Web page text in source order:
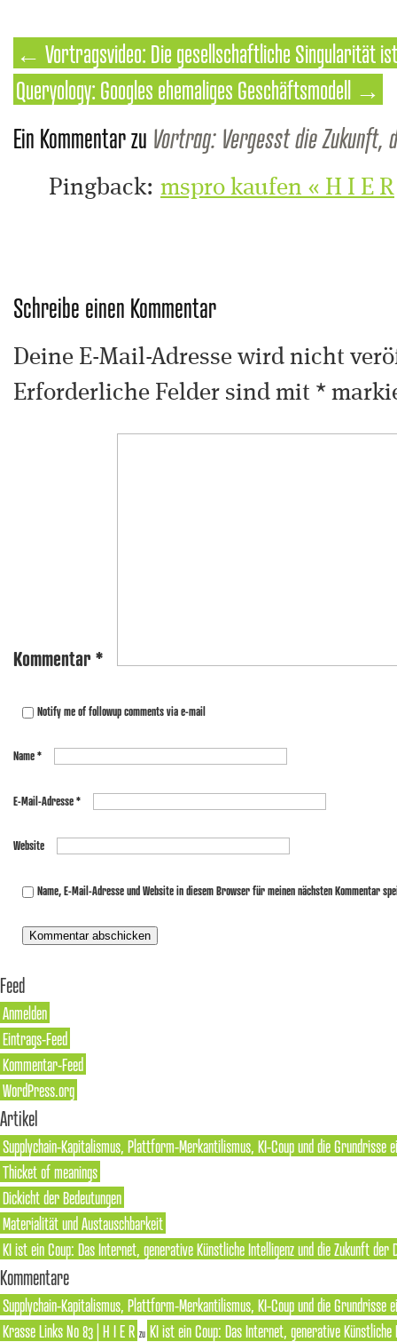
← Vortragsvideo: Die gesellschaftliche Singularität
Queryology: Googles ehemaliges Geschäftsmodell →
Ein Kommentar zu Vortrag: Vergesst die Zukunft,
Pingback: mspro kaufen « H I E R
Schreibe einen Kommentar
Deine E-Mail-Adresse wird nicht
Erforderliche Felder sind mit *
Kommentar *
Notify me of followup comments via e-mail
Name*
E-Mail-Adresse*
Website
Name, E-Mail-Adresse und Website in diesem Browser für meinen nächsten Kommentar
Feed
Anmelden
Eintrags-Feed
Kommentar-Feed
WordPress.org
Artikel
Supplychain-Kapitalismus, Plattform-Merkantilismus, KI-Coup und die Grundrisse
Thicket of meanings
Dickicht der Bedeutungen
Materialität und Austauschbarkeit
KI ist ein Coup: Das Internet, generative Künstliche Intelligenz und die Zukunft der
Kommentare
Supplychain-Kapitalismus, Plattform-Merkantilismus, KI-Coup und die
Krasse Links No 83 | H I E R zu KI ist ein Coup: Das Internet, generative